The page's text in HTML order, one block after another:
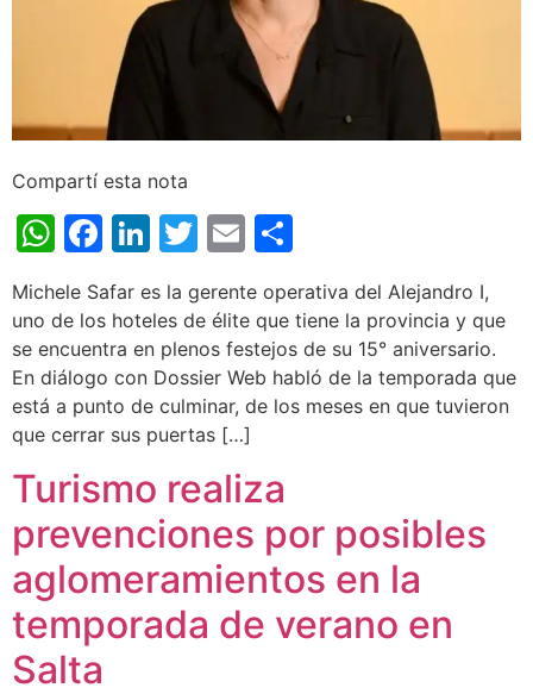
Compartí esta nota
WhatsApp
Facebook
LinkedIn
Twitter
Email
Michele Safar es la gerente operativa del Alejandro I,
uno de los hoteles de élite que tiene la provincia y que
se encuentra en plenos festejos de su 15° aniversario.
En diálogo con Dossier Web habló de la temporada que
está a punto de culminar, de los meses en que tuvieron
que cerrar sus puertas […]
Turismo realiza
prevenciones por posibles
aglomeramientos en la
temporada de verano en
Salta